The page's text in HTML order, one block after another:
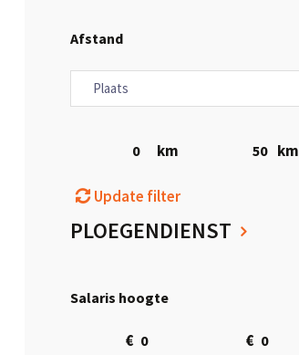
Afstand
km km
Update filter
PLOEGENDIENST
Salaris hoogte
€ €